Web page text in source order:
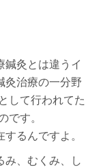
鍼灸とは違うイ
灸治療の一分野
して行われてた
です。
るんですよ。
み、むくみ、し